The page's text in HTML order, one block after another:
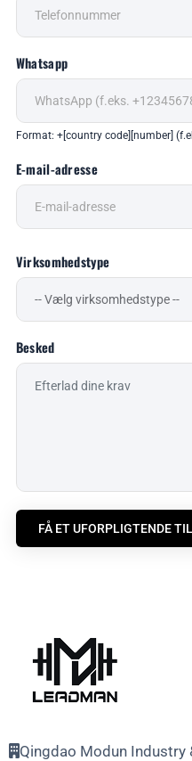
Whatsapp
Format: +[country code][number]
E-mail-adresse
Virksomhedstype
Besked
FÅ ET UFORPLIGTENDE
Qingdao Modun Industry